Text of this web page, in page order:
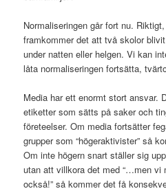
Normaliseringen går fort nu.
framkommer det att två skolor
under natten eller helgen. Vi kan
låta normaliseringen fortsätta,
Media har ett enormt stort ansvar.
etiketter som sätts på saker och
företeelser. Om media fortsätter
grupper som “högeraktivister” så
Om inte högern snart ställer sig
utan att villkora det med “…men vi
också!” så kommer det få